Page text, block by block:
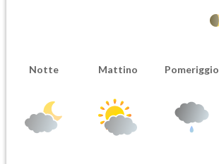
Notte Mattino Pomeriggio